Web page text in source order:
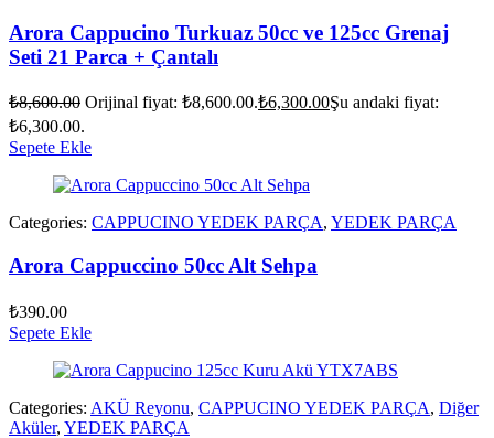
Arora Cappucino Turkuaz 50cc ve 125cc Grenaj
Seti 21 Parca + Çantalı
₺8,600.00 Orijinal fiyat: ₺8,600.00.₺6,300.00Şu andaki fiyat:
₺6,300.00.
Sepete Ekle
Categories: CAPPUCINO YEDEK PARÇA, YEDEK PARÇA
Arora Cappuccino 50cc Alt Sehpa
₺390.00
Sepete Ekle
Categories: AKÜ Reyonu, CAPPUCINO YEDEK PARÇA, Diğer
Aküler, YEDEK PARÇA